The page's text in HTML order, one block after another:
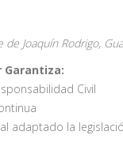
de Joaquín Rodrigo,
Garantiza:
Civil
adaptado la